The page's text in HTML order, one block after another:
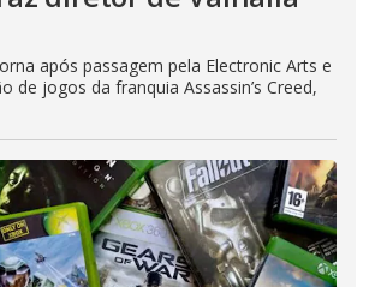
após passagem pela Electronic Arts e
de jogos da franquia Assassin’s Creed,